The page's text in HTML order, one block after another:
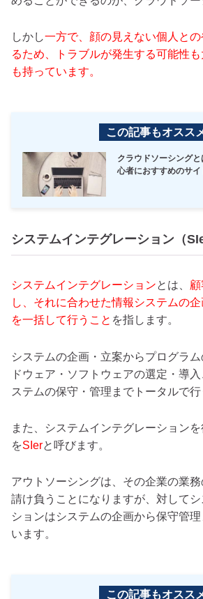
しかし一方で、顔の見えない個人と
るため、トラブルが発生する可能性
も持っています。
この記事もオスス
クラウドソーシング
心者におすすめのサイ
システムインテグレーション（
システムインテグレーションとは、
し、それに合わせた情報システムの
を一括して行うこと を指します。
システムの企画・立案からプログラ
ドウェア・ソフトウェアの選定・導
ステムの保守・管理までトータルで行
また、システムインテグレーションを
をSIerと呼びます。
アウトソーシングは、その企業の業
請け負うことになりますが、対して
ションはシステムの企画から保守管
います。
この記事もオスス